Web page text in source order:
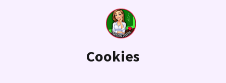
Cookies